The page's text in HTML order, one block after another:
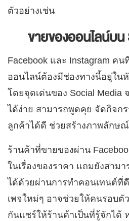
ตัวอย่างเช่น
ขายของออนไลน์บ
Facebook และ Instagram ค
ออนไลน์ต้องมีช่องทางนี้อยู่ใน
โดยจุดเด่นของ Social Media
ได้ง่าย สามารถพูดคุย จัดกิจก
ลูกค้าได้ดี ช่วยสร้างภาพลักษ
ร้านค้าที่ขายของผ่าน
ในเรื่องของราคา แถมยังสาม
ได้ด้วยผ่านการทำคอนเทนต์ที่ดี
เพจใหม่ๆ อาจช่วยให้คนรอบตั
กันแชร์ให้ร้านค้าเป็นที่รู้จักได้